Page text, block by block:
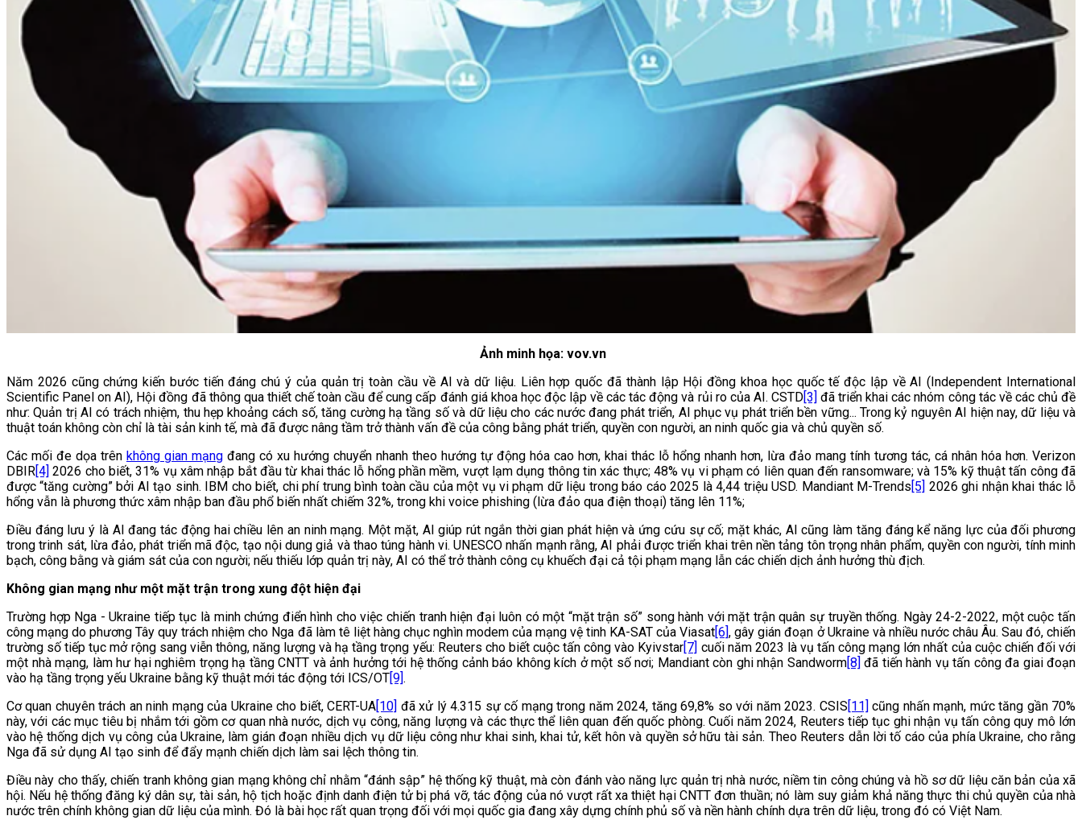
Ảnh minh họa: vov.vn
Năm 2026 cũng chứng kiến bước tiến đáng chú ý của quản trị toàn cầu về AI và dữ liệu. Liên hợp quốc đã thành lập Hội đồng khoa học quốc tế độc lập về AI (Independent International
Scientific Panel on AI), Hội đồng đã thông qua thiết chế toàn cầu để cung cấp đánh giá khoa học độc lập về các tác động và rủi ro của AI. CSTD[3] đã triển khai các nhóm công tác về các chủ đề
như: Quản trị AI có trách nhiệm, thu hẹp khoảng cách số, tăng cường hạ tầng số và dữ liệu cho các nước đang phát triển, AI phục vụ phát triển bền vững... Trong kỷ nguyên AI hiện nay, dữ liệu và
thuật toán không còn chỉ là tài sản kinh tế, mà đã được nâng tầm trở thành vấn đề của công bằng phát triển, quyền con người, an ninh quốc gia và chủ quyền số.
Các mối đe dọa trên không gian mạng đang có xu hướng chuyển nhanh theo hướng tự động hóa cao hơn, khai thác lỗ hổng nhanh hơn, lừa đảo mang tính tương tác, cá nhân hóa hơn. Verizon
DBIR [4] 2026 cho biết, 31% vụ xâm nhập bắt đầu từ khai thác lỗ hổng phần mềm, vượt lạm dụng thông tin xác thực; 48% vụ vi phạm có liên quan đến ransomware; và 15% kỹ thuật tấn công đã
được “tăng cường” bởi AI tạo sinh. IBM cho biết, chi phí trung bình toàn cầu của một vụ vi phạm dữ liệu trong báo cáo 2025 là 4,44 triệu USD. Mandiant M-Trends [5] 2026 ghi nhận khai thác lỗ
hổng vẫn là phương thức xâm nhập ban đầu phổ biến nhất chiếm 32%, trong khi voice phishing (lừa đảo qua điện thoại) tăng lên 11%;
Điều đáng lưu ý là AI đang tác động hai chiều lên an ninh mạng. Một mặt, AI giúp rút ngắn thời gian phát hiện và ứng cứu sự cố; mặt khác, AI cũng làm tăng đáng kể năng lực của đối phương
trong trinh sát, lừa đảo, phát triển mã độc, tạo nội dung giả và thao túng hành vi. UNESCO nhấn mạnh rằng, AI phải được triển khai trên nền tảng tôn trọng nhân phẩm, quyền con người, tính minh
bạch, công bằng và giám sát của con người; nếu thiếu lớp quản trị này, AI có thể trở thành công cụ khuếch đại cả tội phạm mạng lẫn các chiến dịch ảnh hưởng thù địch.
Không gian mạng như một mặt trận trong xung đột hiện đại
Trường hợp Nga - Ukraine tiếp tục là minh chứng điển hình cho việc chiến tranh hiện đại luôn có một “mặt trận số” song hành với mặt trận quân sự truyền thống. Ngày 24-2-2022, một cuộc tấn
công mạng do phương Tây quy trách nhiệm cho Nga đã làm tê liệt hàng chục nghìn modem của mạng vệ tinh KA-SAT của Viasat [6], gây gián đoạn ở Ukraine và nhiều nước châu Âu. Sau đó, chiến
trường số tiếp tục mở rộng sang viễn thông, năng lượng và hạ tầng trọng yếu: Reuters cho biết cuộc tấn công vào Kyivstar [7] cuối năm 2023 là vụ tấn công mạng lớn nhất của cuộc chiến đối với
một nhà mạng, làm hư hại nghiêm trọng hạ tầng CNTT và ảnh hưởng tới hệ thống cảnh báo không kích ở một số nơi; Mandiant còn ghi nhận Sandworm[8] đã tiến hành vụ tấn công đa giai đoạn
vào hạ tầng trọng yếu Ukraine bằng kỹ thuật mới tác động tới ICS/OT [9] .
Cơ quan chuyên trách an ninh mạng của Ukraine cho biết, CERT-UA [10] đã xử lý 4.315 sự cố mạng trong năm 2024, tăng 69,8% so với năm 2023. CSIS [11] cũng nhấn mạnh, mức tăng gần 70%
này, với các mục tiêu bị nhắm tới gồm cơ quan nhà nước, dịch vụ công, năng lượng và các thực thể liên quan đến quốc phòng. Cuối năm 2024, Reuters tiếp tục ghi nhận vụ tấn công quy mô lớn
vào hệ thống dịch vụ công của Ukraine, làm gián đoạn nhiều dịch vụ dữ liệu công như khai sinh, khai tử, kết hôn và quyền sở hữu tài sản. Theo Reuters dẫn lời tố cáo của phía Ukraine, cho rằng
Nga đã sử dụng AI tạo sinh để đẩy mạnh chiến dịch làm sai lệch thông tin.
Điều này cho thấy, chiến tranh không gian mạng không chỉ nhằm “đánh sập” hệ thống kỹ thuật, mà còn đánh vào năng lực quản trị nhà nước, niềm tin công chúng và hồ sơ dữ liệu căn bản của xã
hội. Nếu hệ thống đăng ký dân sự, tài sản, hộ tịch hoặc định danh điện tử bị phá vỡ, tác động của nó vượt rất xa thiệt hại CNTT đơn thuần; nó làm suy giảm khả năng thực thi chủ quyền của nhà
nước trên chính không gian dữ liệu của mình. Đó là bài học rất quan trọng đối với mọi quốc gia đang xây dựng chính phủ số và nền hành chính dựa trên dữ liệu, trong đó có Việt Nam.